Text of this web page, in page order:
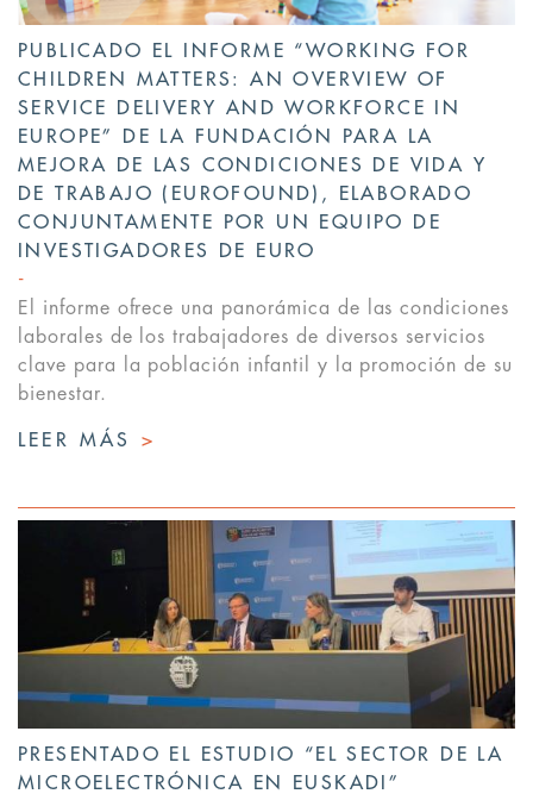
PUBLICADO EL INFORME “WORKING FOR
CHILDREN MATTERS: AN OVERVIEW OF
SERVICE DELIVERY AND WORKFORCE IN
EUROPE” DE LA FUNDACIÓN PARA LA
MEJORA DE LAS CONDICIONES DE VIDA Y
DE TRABAJO (EUROFOUND), ELABORADO
CONJUNTAMENTE POR UN EQUIPO DE
INVESTIGADORES DE EURO
El informe ofrece una panorámica de las condiciones
laborales de los trabajadores de diversos servicios
clave para la población infantil y la promoción de su
bienestar.
LEER MÁS >
PRESENTADO EL ESTUDIO “EL SECTOR DE LA
MICROELECTRÓNICA EN EUSKADI”